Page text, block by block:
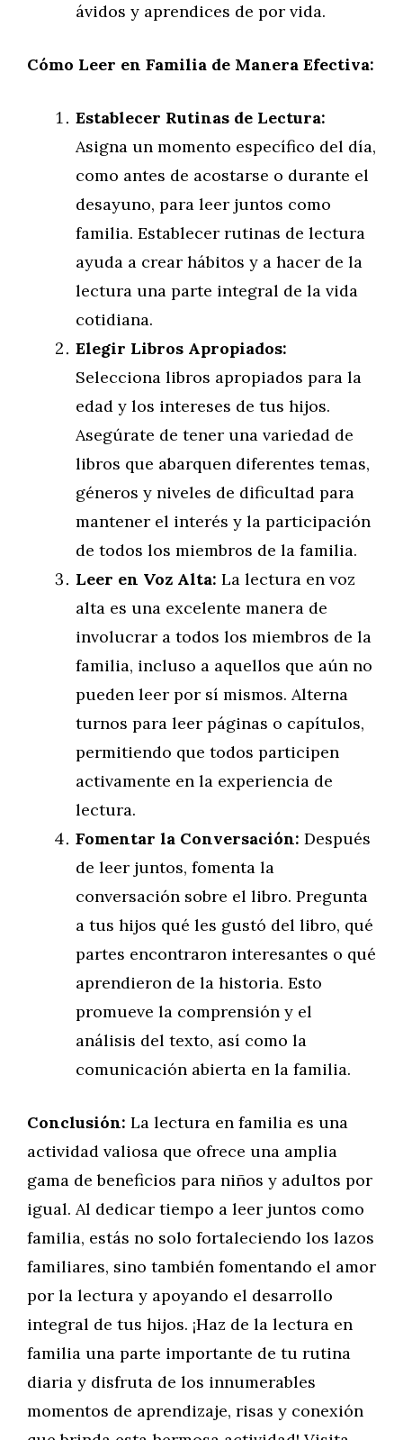
ávidos y aprendices de por vida.
Cómo Leer en Familia de Manera Efectiva:
Establecer Rutinas de Lectura:
Asigna un momento específico del día,
como antes de acostarse o durante el
desayuno, para leer juntos como
familia. Establecer rutinas de lectura
ayuda a crear hábitos y a hacer de la
lectura una parte integral de la vida
cotidiana.
Elegir Libros Apropiados:
Selecciona libros apropiados para la
edad y los intereses de tus hijos.
Asegúrate de tener una variedad de
libros que abarquen diferentes temas,
géneros y niveles de dificultad para
mantener el interés y la participación
de todos los miembros de la familia.
Leer en Voz Alta: La lectura en voz
alta es una excelente manera de
involucrar a todos los miembros de la
familia, incluso a aquellos que aún no
pueden leer por sí mismos. Alterna
turnos para leer páginas o capítulos,
permitiendo que todos participen
activamente en la experiencia de
lectura.
Fomentar la Conversación: Después
de leer juntos, fomenta la
conversación sobre el libro. Pregunta
a tus hijos qué les gustó del libro, qué
partes encontraron interesantes o qué
aprendieron de la historia. Esto
promueve la comprensión y el
análisis del texto, así como la
comunicación abierta en la familia.
Conclusión: La lectura en familia es una
actividad valiosa que ofrece una amplia
gama de beneficios para niños y adultos por
igual. Al dedicar tiempo a leer juntos como
familia, estás no solo fortaleciendo los lazos
familiares, sino también fomentando el amor
por la lectura y apoyando el desarrollo
integral de tus hijos. ¡Haz de la lectura en
familia una parte importante de tu rutina
diaria y disfruta de los innumerables
momentos de aprendizaje, risas y conexión